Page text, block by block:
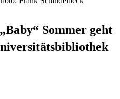
Sommer geht